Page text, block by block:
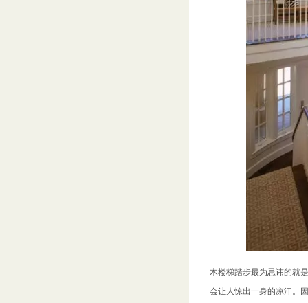
木楼梯踏步最为忌讳的就
会让人惊出一身的凉汗。